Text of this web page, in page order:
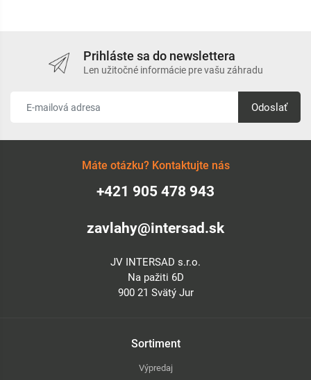
Prihláste sa do newslettera
Len užitočné informácie pre vašu záhradu
Odoslať
Máte otázku? Kontaktujte nás
+421 905 478 943
zavlahy@intersad.sk
JV INTERSAD s.r.o.
Na pažiti 6D
900 21 Svätý Jur
Sortiment
Výpredaj